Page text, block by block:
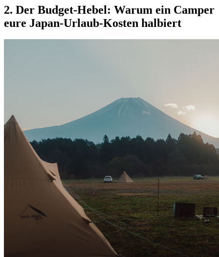
2. Der Budget-Hebel: Warum ein Camper
eure Japan-Urlaub-Kosten halbiert